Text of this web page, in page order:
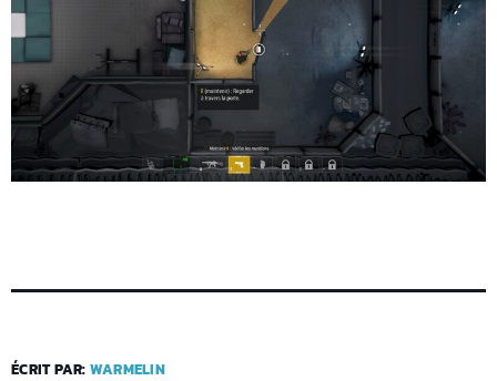
ÉCRIT PAR: WARMELIN